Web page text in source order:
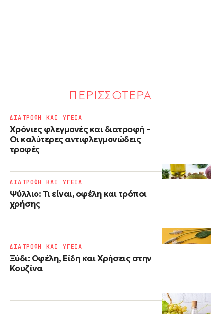
ΠΕΡΙΣΣΟΤΕΡΑ
Χρόνιες φλεγμονές και διατροφή –
Οι καλύτερες αντιφλεγμονώδεις
τροφές
ΔΙΑΤΡΟΦΗ ΚΑΙ ΥΓΕΙΑ
Ψύλλιο: Τι είναι, οφέλη και τρόποι
χρήσης
ΔΙΑΤΡΟΦΗ ΚΑΙ ΥΓΕΙΑ
Ξύδι: Οφέλη, Είδη και Χρήσεις στην
Κουζίνα
ΔΙΑΤΡΟΦΗ ΚΑΙ ΥΓΕΙΑ